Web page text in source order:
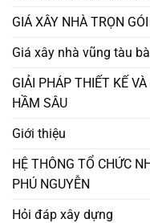
GIÁ XÂY NHÀ TRỌN
Giá xây nhà vũng tàu
GIẢI PHÁP THIẾT KẾ
HẦM SÂU
Giới thiệu
HỆ THÔNG TỔ CHỨC
PHÚ NGUYỄN
Hỏi đáp xây dựng